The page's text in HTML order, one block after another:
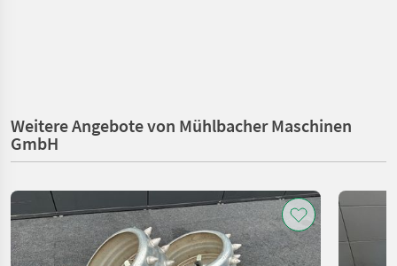
Weitere Angebote von Mühlbacher Maschinen
GmbH